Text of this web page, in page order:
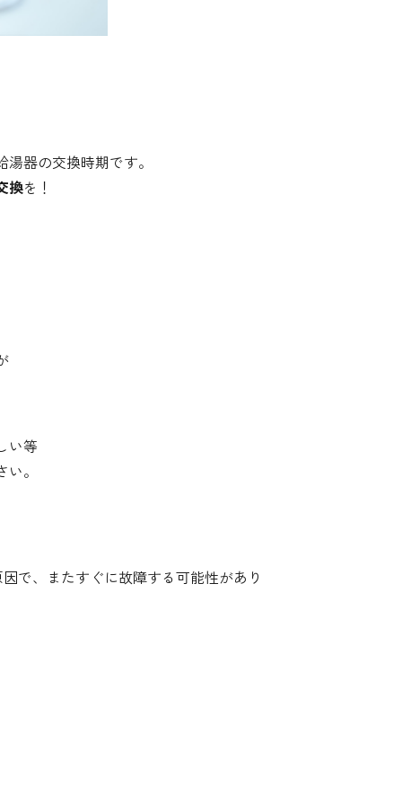
器の交換時期です。
換を！
い等
。
で、またすぐに故障する可能性があり